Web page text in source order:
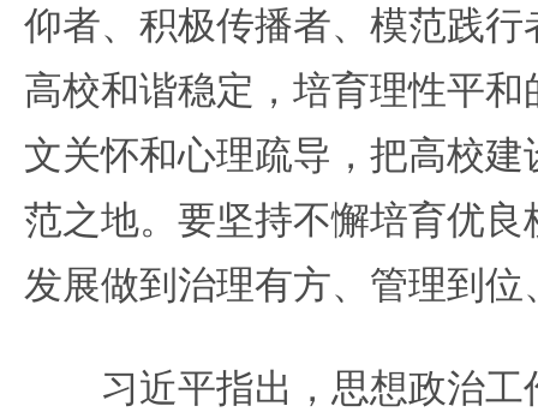
仰者、积极传播者、模范践
高校和谐稳定，培育理性平
文关怀和心理疏导，把高校
范之地。要坚持不懈培育优
发展做到治理有方、管理到位
习近平指出，思想政治工